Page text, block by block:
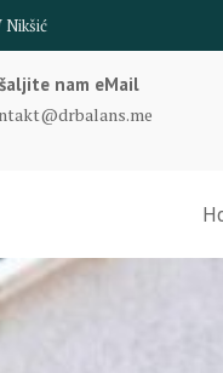
nam eMail